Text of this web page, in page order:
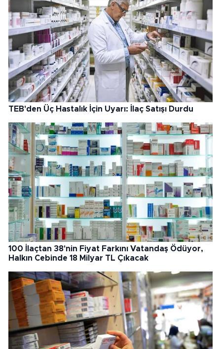
TEB'den Üç Hastalık İçin Uyarı: İlaç Satışı Durdu
100 İlaçtan 38'nin Fiyat Farkını Vatandaş Ödüyor,
Halkın Cebinde 18 Milyar TL Çıkacak